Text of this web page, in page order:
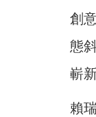
創
態
嶄
賴